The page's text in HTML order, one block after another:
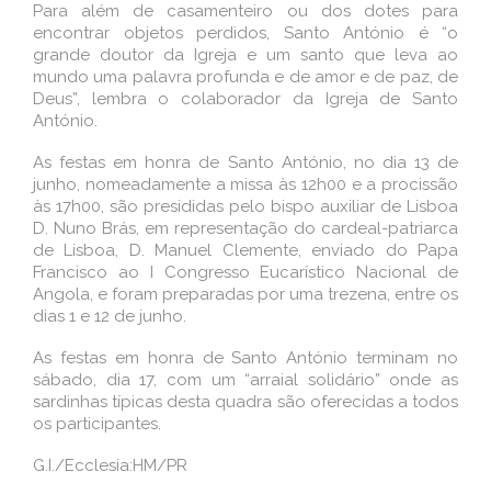
Para além de casamenteiro ou dos dotes para
encontrar objetos perdidos, Santo António é “o
grande doutor da Igreja e um santo que leva ao
mundo uma palavra profunda e de amor e de paz, de
Deus”, lembra o colaborador da Igreja de Santo
António.
As festas em honra de Santo António, no dia 13 de
junho, nomeadamente a missa às 12h00 e a procissão
às 17h00, são presididas pelo bispo auxiliar de Lisboa
D. Nuno Brás, em representação do cardeal-patriarca
de Lisboa, D. Manuel Clemente, enviado do Papa
Francisco ao I Congresso Eucarí­stico Nacional de
Angola, e foram preparadas por uma trezena, entre os
dias 1 e 12 de junho.
As festas em honra de Santo António terminam no
sábado, dia 17, com um “arraial solidário” onde as
sardinhas tí­picas desta quadra são oferecidas a todos
os participantes.
G.I./Ecclesia:HM/PR